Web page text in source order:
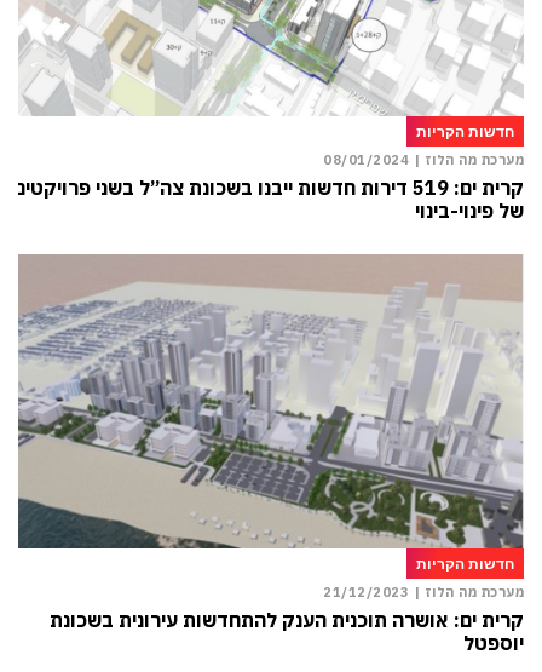
חדשות הקריות
מערכת מה הלוז | 08/01/2024
קרית ים: 519 דירות חדשות ייבנו בשכונת צה”ל בשני פרויקטים
של פינוי-בינוי
חדשות הקריות
מערכת מה הלוז | 21/12/2023
קרית ים: אושרה תוכנית הענק להתחדשות עירונית בשכונת
יוספטל